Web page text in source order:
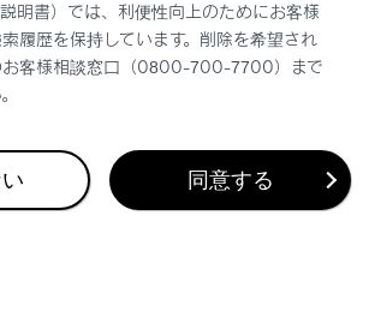
ンスミッション（LC500）
ントロール（全車速追従機能付き）
立ちましたか？
明書）では、利便性向上のためにお客様
履歴を保持しています。削除を希望され
お客様相談窓口（0800-700-7700）まで
同意する